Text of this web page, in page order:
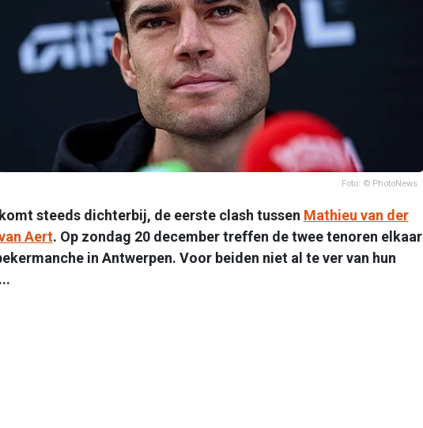
Foto: © PhotoNews
steeds dichterbij, de eerste clash tussen Mathieu van der
Aert. Op zondag 20 december treffen de twee tenoren elkaar
in Antwerpen. Voor beiden niet al te ver van hun